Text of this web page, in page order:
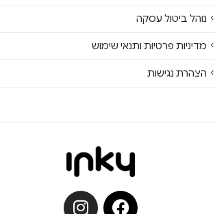
נוהל ביטול עסקה
מדיניות פרטיות ותנאי שימוש
הצהרת נגישות